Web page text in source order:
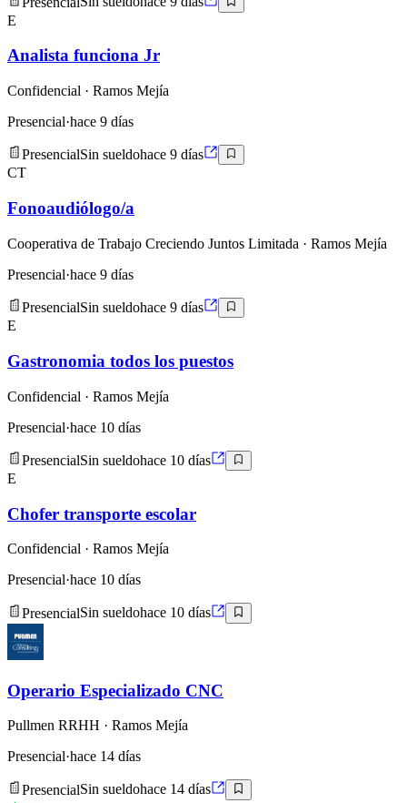
E
Analista funciona Jr
Confidencial · Ramos Mejía
Presencial·hace 9 días
PresencialSin sueldohace 9 días
CT
Fonoaudiólogo/a
Cooperativa de Trabajo Creciendo Juntos Limitada · Ramos Mejía
Presencial·hace 9 días
PresencialSin sueldohace 9 días
E
Gastronomia todos los puestos
Confidencial · Ramos Mejía
Presencial·hace 10 días
PresencialSin sueldohace 10 días
E
Chofer transporte escolar
Confidencial · Ramos Mejía
Presencial·hace 10 días
PresencialSin sueldohace 10 días
Operario Especializado CNC
Pullmen RRHH · Ramos Mejía
Presencial·hace 14 días
PresencialSin sueldohace 14 días